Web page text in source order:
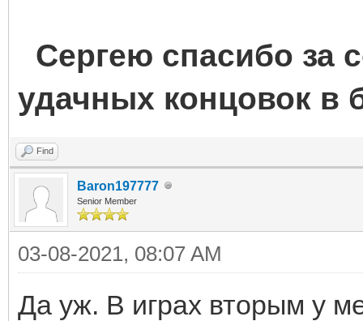
Сергею спасибо за
удачных концовок в
Find
Baron197777
Senior Member
03-08-2021, 08:07 AM
Да уж. В играх вторым у